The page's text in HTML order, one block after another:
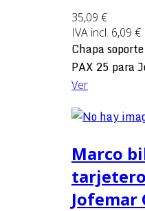
35,09 €
IVA incl. 6,09 €
Chapa
PAX 25 para
Ver
Marco
Jofemar